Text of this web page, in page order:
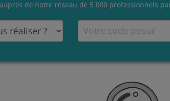
auprès de notre réseau de 5 000 professionnels